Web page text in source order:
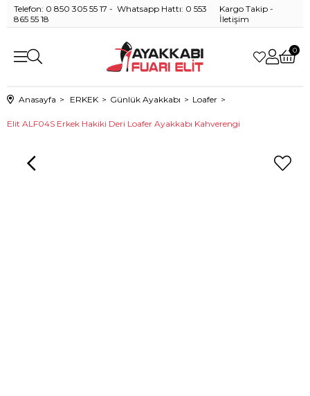
Telefon: 0 850 305 55 17 - Whatsapp Hattı: 0 553
865 55 18
Kargo Takip -
İletişim
0
Anasayfa ERKEK Günlük Ayakkabı Loafer
Elit ALF04S Erkek Hakiki Deri Loafer Ayakkabı Kahverengi